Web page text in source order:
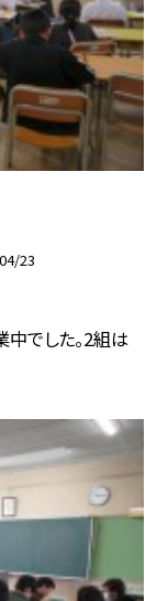
23
でした。2組は